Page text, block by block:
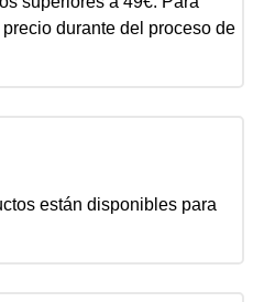
durante del proceso de
están disponibles para